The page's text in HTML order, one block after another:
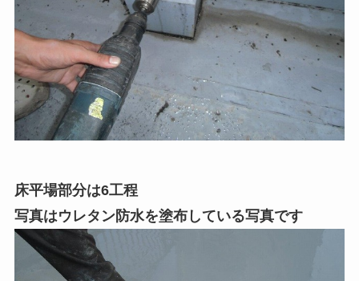
床平場部分は6工程
写真はウレタン防水を塗布している写真です